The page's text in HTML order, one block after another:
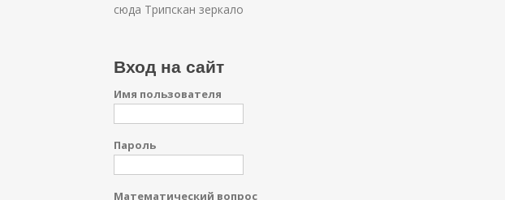
сюда Трипскан зеркало
Вход на сайт
Имя пользователя
Пароль
Математический вопрос